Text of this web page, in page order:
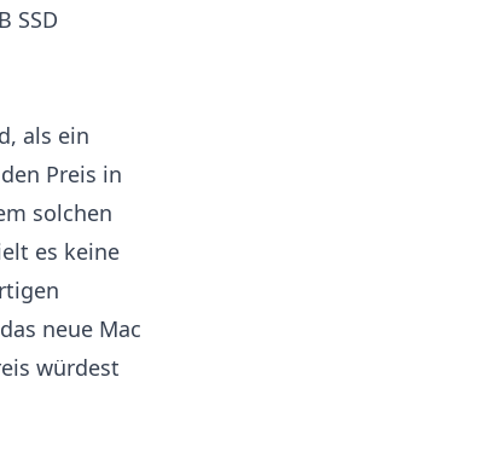
SSD
als ein
Preis in
solchen
es keine
neue Mac
würdest